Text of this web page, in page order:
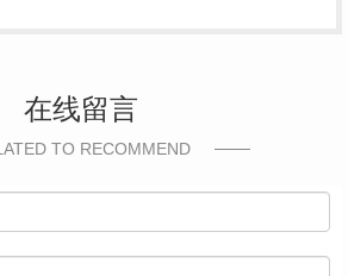
在线留言
TO RECOMMEND